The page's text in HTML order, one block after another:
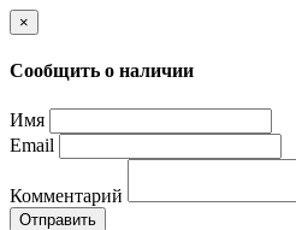
×
Сообщить о наличии
Имя
Email
Комментарий
Отправить